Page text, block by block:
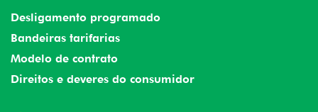
Desligamento programado
Bandeiras tarifarias
Modelo de contrato
Direitos e deveres do consumidor